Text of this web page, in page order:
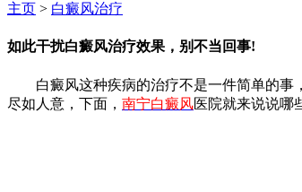
主页 > 白癜风治疗
如此干扰白癜风治疗效果，别不当回事!
白癜风这种疾病的治疗不是一件简单的事，
尽如人意，下面， 南宁白癜风医院就来说说哪